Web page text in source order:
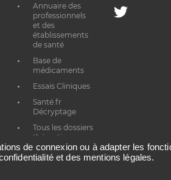
Annuaire des
professionnels
et des
établissements
de santé
Base de
médicaments
Essais Cliniques
Santé.fr
Décryptage
Tous les dossiers
thématiques
Twitter
de connexion ou à adapter les
et des mentions légales.